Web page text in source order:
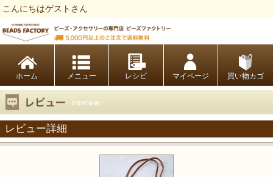
こんにちはゲストさん
ホーム レシピ マイページ 買い物カゴ
レビュー詳細